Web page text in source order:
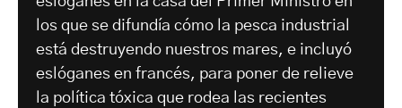
los que se difundía cómo la pesca industrial
está destruyendo nuestros mares, e incluyó
eslóganes en francés, para poner de relieve
la política tóxica que rodea las recientes